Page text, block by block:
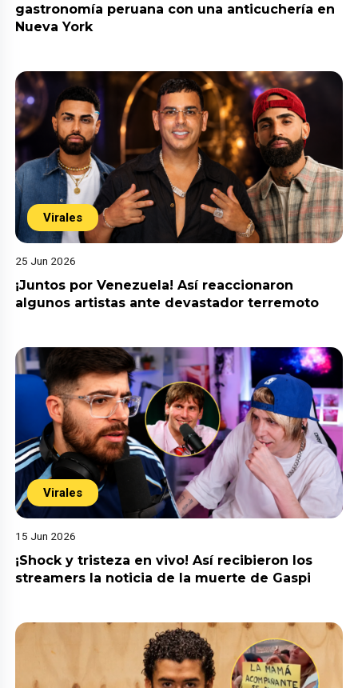
gastronomía peruana con una anticuchería en
Nueva York
Virales
25 Jun 2026
¡Juntos por Venezuela! Así reaccionaron
algunos artistas ante devastador terremoto
Virales
15 Jun 2026
¡Shock y tristeza en vivo! Así recibieron los
streamers la noticia de la muerte de Gaspi